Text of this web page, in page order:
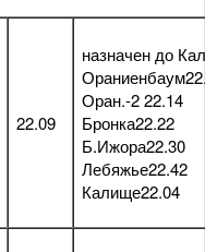
22.09
назначен до
Оран.-2 22.14
Бронка22.22
Б.Ижора22.30
Лебяжье22.42
Калище22.04